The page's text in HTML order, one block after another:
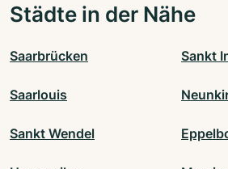
Städte in der Nähe
Saarbrücken Sankt
Saarlouis
Sankt Wendel